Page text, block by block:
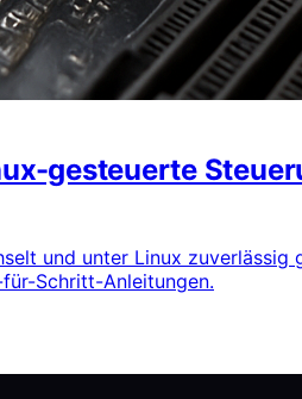
gesteuerte
und unter Linux zuverlässig
Schritt-Anleitungen.